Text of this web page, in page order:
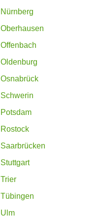
Nürnberg
Oberhausen
Offenbach
Oldenburg
Osnabrück
Schwerin
Potsdam
Rostock
Saarbrücken
Stuttgart
Trier
Tübingen
Ulm